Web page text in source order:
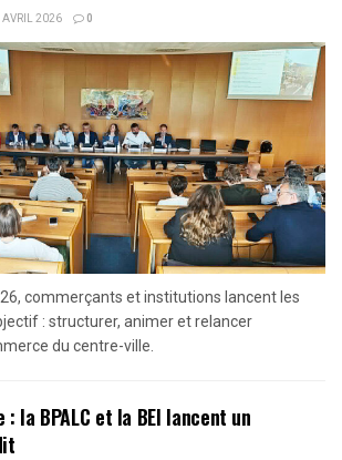
2026 0
commerçants et institutions lancent les
: structurer, animer et relancer
du centre-ville.
: la BPALC et la BEI lancent un